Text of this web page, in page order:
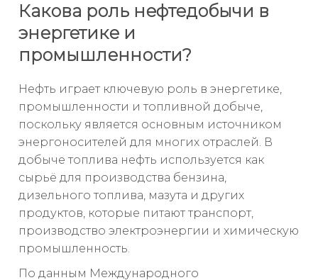
Какова роль нефтедобычи в
энергетике и
промышленности?
Нефть играет ключевую роль в энергетике,
промышленности и топливной добыче,
поскольку является основным источником
энергоносителей для многих отраслей. В
добыче топлива нефть используется как
сырьё для производства бензина,
дизельного топлива, мазута и других
продуктов, которые питают транспорт,
производство электроэнергии и химическую
промышленность.
По данным Международного